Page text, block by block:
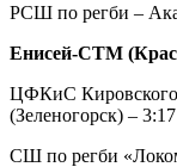
РСШ по регби –
Енисей-СТМ
ЦФКиС
(Зеленогорск) – 3:17
СШ по регби